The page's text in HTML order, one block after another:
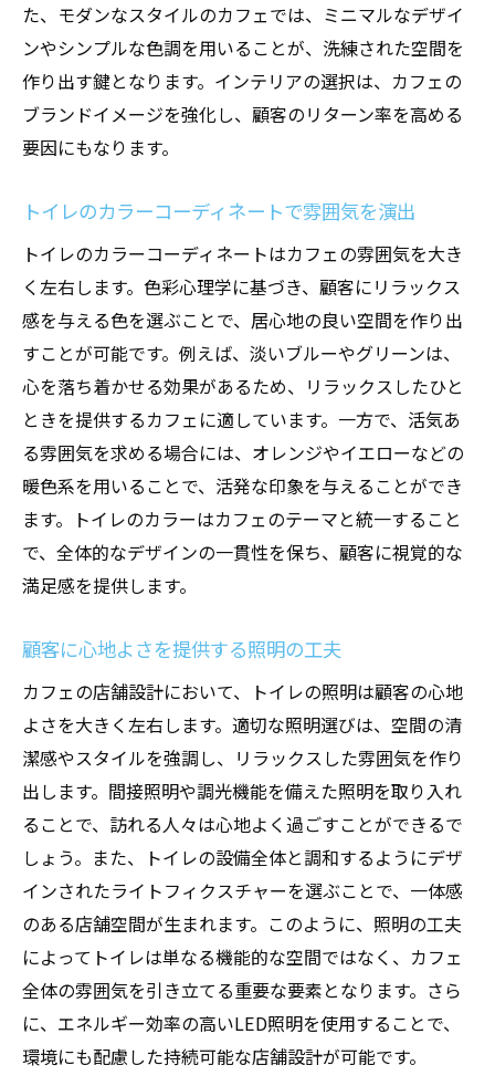
た、モダンなスタイルのカフェでは、ミニマルなデザイ
ンやシンプルな色調を用いることが、洗練された空間を
作り出す鍵となります。インテリアの選択は、カフェの
ブランドイメージを強化し、顧客のリターン率を高める
要因にもなります。
トイレのカラーコーディネートで雰囲気を演出
トイレのカラーコーディネートはカフェの雰囲気を大き
く左右します。色彩心理学に基づき、顧客にリラックス
感を与える色を選ぶことで、居心地の良い空間を作り出
すことが可能です。例えば、淡いブルーやグリーンは、
心を落ち着かせる効果があるため、リラックスしたひと
ときを提供するカフェに適しています。一方で、活気あ
る雰囲気を求める場合には、オレンジやイエローなどの
暖色系を用いることで、活発な印象を与えることができ
ます。トイレのカラーはカフェのテーマと統一すること
で、全体的なデザインの一貫性を保ち、顧客に視覚的な
満足感を提供します。
顧客に心地よさを提供する照明の工夫
カフェの店舗設計において、トイレの照明は顧客の心地
よさを大きく左右します。適切な照明選びは、空間の清
潔感やスタイルを強調し、リラックスした雰囲気を作り
出します。間接照明や調光機能を備えた照明を取り入れ
ることで、訪れる人々は心地よく過ごすことができるで
しょう。また、トイレの設備全体と調和するようにデザ
インされたライトフィクスチャーを選ぶことで、一体感
のある店舗空間が生まれます。このように、照明の工夫
によってトイレは単なる機能的な空間ではなく、カフェ
全体の雰囲気を引き立てる重要な要素となります。さら
に、エネルギー効率の高いLED照明を使用することで、
環境にも配慮した持続可能な店舗設計が可能です。